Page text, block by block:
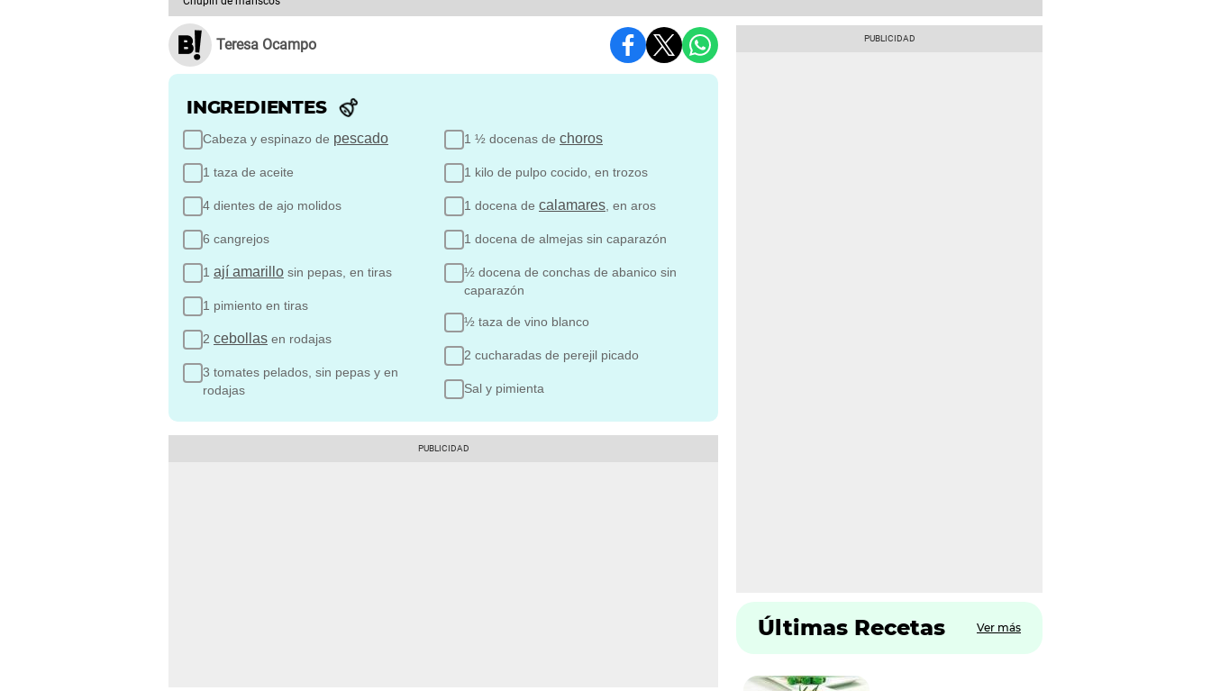
Teresa Ocampo
INGREDIENTES
Cabeza y espinazo de pescado
1 taza de aceite
4 dientes de ajo molidos
6 cangrejos
1 ají amarillo sin pepas, en tiras
1 pimiento en tiras
2 cebollas en rodajas
3 tomates pelados, sin pepas y en
rodajas
1 ½ docenas de choros
1 kilo de pulpo cocido, en trozos
1 docena de calamares , en aros
1 docena de almejas sin caparazón
½ docena de conchas de abanico sin
caparazón
½ taza de vino blanco
2 cucharadas de perejil picado
Sal y pimienta
Últimas Recetas Ver más